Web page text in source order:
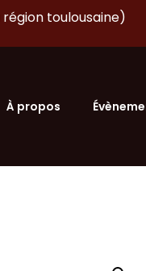
toulousaine)
À propos